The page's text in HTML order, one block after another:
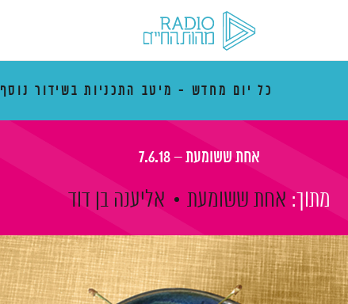
כל יום מחדש - מיטב התכניות בשידור נוסף
אחת ששומעת – 7.6.18
מתוך: אחת ששומעת אליענה בן דוד